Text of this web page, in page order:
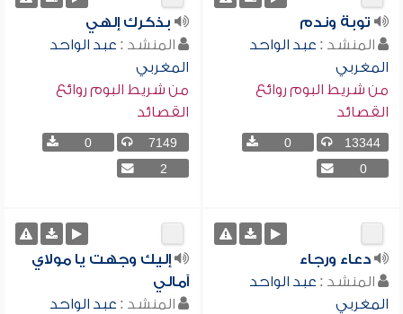
توبة وندم
المنشد : عبد الواحد
المغربي
من شريط البوم روائع
القصائد
13344
0
0
بذكرك إلهي
المنشد : عبد الواحد
المغربي
من شريط البوم روائع
القصائد
7149
0
2
دعاء ورجاء
المنشد : عبد الواحد
المغربي
إليك وجهت يا مولاي
آمالي
المنشد : عبد الواحد